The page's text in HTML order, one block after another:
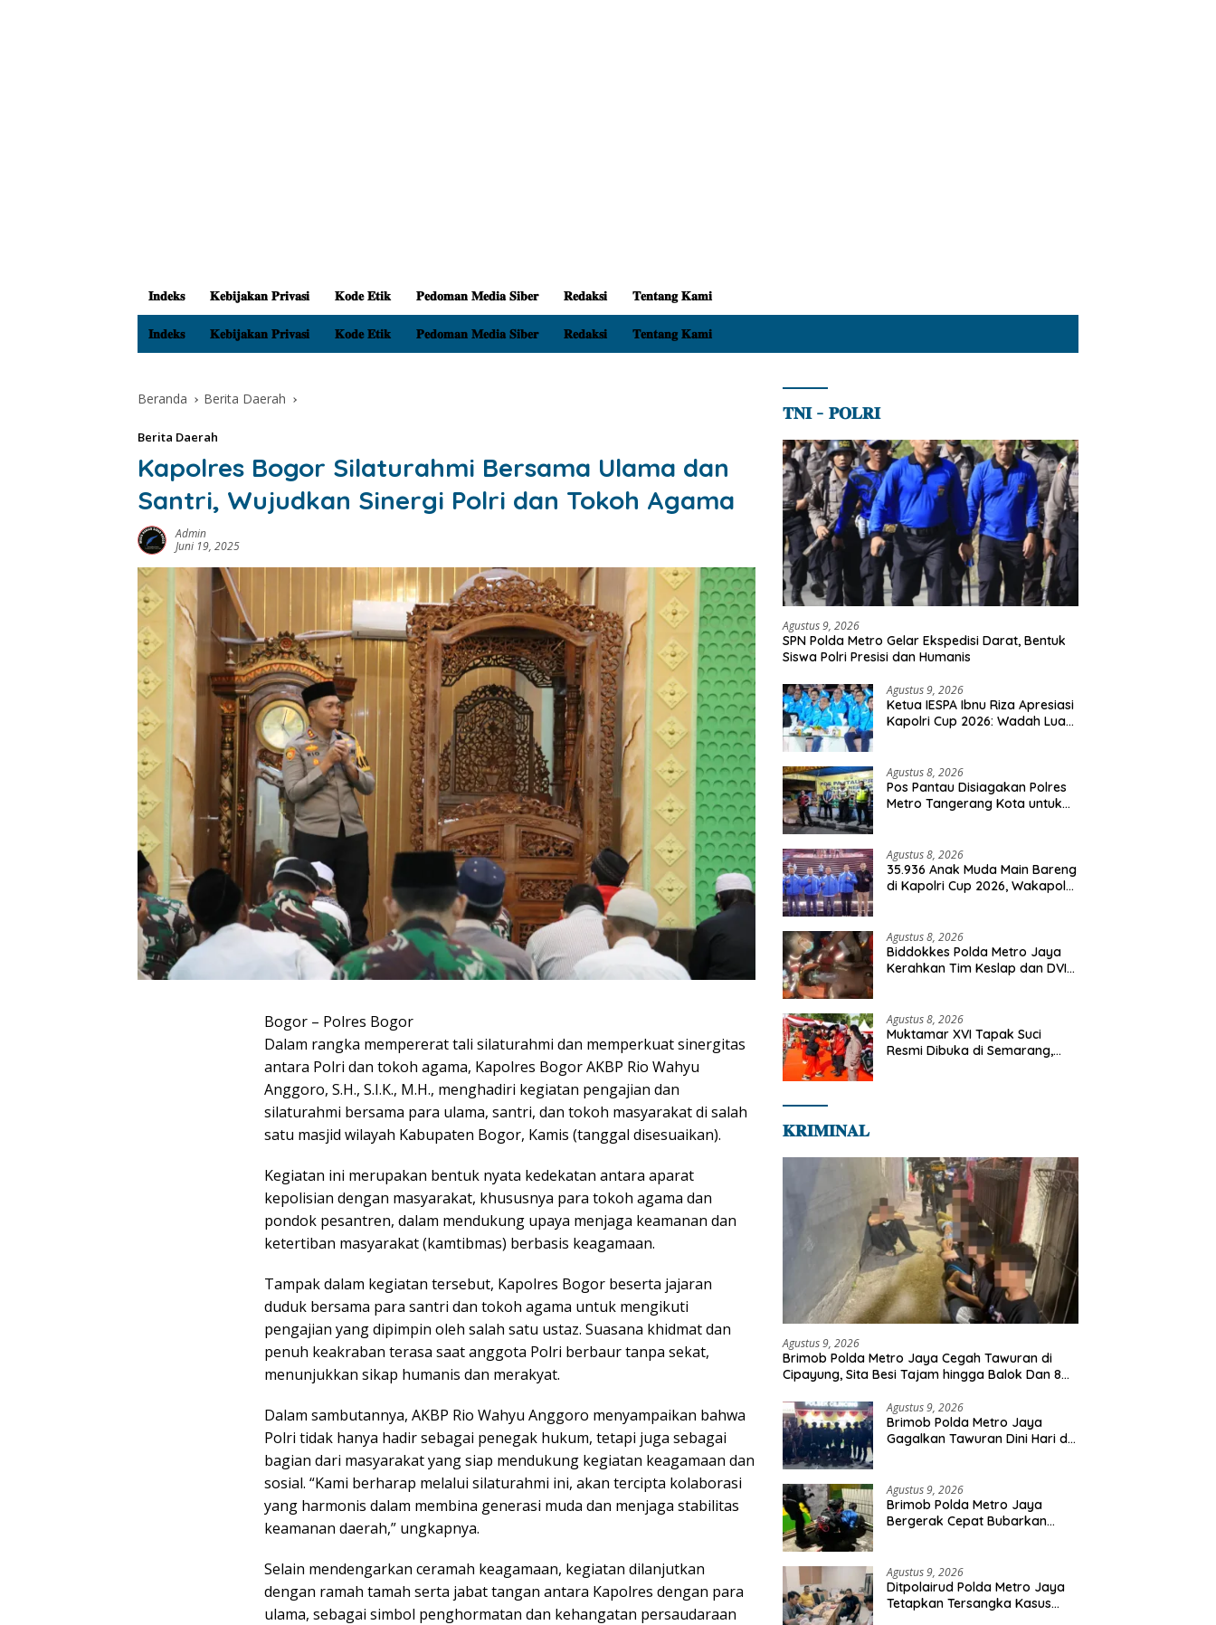
𝐈𝐧𝐝𝐞𝐤𝐬 𝐊𝐞𝐛𝐢𝐣𝐚𝐤𝐚𝐧 𝐏𝐫𝐢𝐯𝐚𝐬𝐢 𝐊𝐨𝐝𝐞 𝐄𝐭𝐢𝐤 𝐏𝐞𝐝𝐨𝐦𝐚𝐧 𝐌𝐞𝐝𝐢𝐚 𝐒𝐢𝐛𝐞𝐫 𝐑𝐞𝐝𝐚𝐤𝐬𝐢 𝐓𝐞𝐧𝐭𝐚𝐧𝐠 𝐊𝐚𝐦𝐢
𝐈𝐧𝐝𝐞𝐤𝐬 𝐊𝐞𝐛𝐢𝐣𝐚𝐤𝐚𝐧 𝐏𝐫𝐢𝐯𝐚𝐬𝐢 𝐊𝐨𝐝𝐞 𝐄𝐭𝐢𝐤 𝐏𝐞𝐝𝐨𝐦𝐚𝐧 𝐌𝐞𝐝𝐢𝐚 𝐒𝐢𝐛𝐞𝐫 𝐑𝐞𝐝𝐚𝐤𝐬𝐢 𝐓𝐞𝐧𝐭𝐚𝐧𝐠 𝐊𝐚𝐦𝐢
Beranda Berita Daerah
Berita Daerah
Kapolres Bogor Silaturahmi Bersama Ulama dan
Santri, Wujudkan Sinergi Polri dan Tokoh Agama
Admin
Juni 19, 2025
Bogor – Polres Bogor
Dalam rangka mempererat tali silaturahmi dan memperkuat sinergitas
antara Polri dan tokoh agama, Kapolres Bogor AKBP Rio Wahyu
Anggoro, S.H., S.I.K., M.H., menghadiri kegiatan pengajian dan
silaturahmi bersama para ulama, santri, dan tokoh masyarakat di salah
satu masjid wilayah Kabupaten Bogor, Kamis (tanggal disesuaikan).
Kegiatan ini merupakan bentuk nyata kedekatan antara aparat
kepolisian dengan masyarakat, khususnya para tokoh agama dan
pondok pesantren, dalam mendukung upaya menjaga keamanan dan
ketertiban masyarakat (kamtibmas) berbasis keagamaan.
Tampak dalam kegiatan tersebut, Kapolres Bogor beserta jajaran
duduk bersama para santri dan tokoh agama untuk mengikuti
pengajian yang dipimpin oleh salah satu ustaz. Suasana khidmat dan
penuh keakraban terasa saat anggota Polri berbaur tanpa sekat,
menunjukkan sikap humanis dan merakyat.
Dalam sambutannya, AKBP Rio Wahyu Anggoro menyampaikan bahwa
Polri tidak hanya hadir sebagai penegak hukum, tetapi juga sebagai
bagian dari masyarakat yang siap mendukung kegiatan keagamaan dan
sosial. “Kami berharap melalui silaturahmi ini, akan tercipta kolaborasi
yang harmonis dalam membina generasi muda dan menjaga stabilitas
keamanan daerah,” ungkapnya.
Selain mendengarkan ceramah keagamaan, kegiatan dilanjutkan
dengan ramah tamah serta jabat tangan antara Kapolres dengan para
ulama, sebagai simbol penghormatan dan kehangatan persaudaraan
𝐓𝐍𝐈 – 𝐏𝐎𝐋𝐑𝐈
Agustus 9, 2026
SPN Polda Metro Gelar Ekspedisi Darat, Bentuk
Siswa Polri Presisi dan Humanis
Agustus 9, 2026
Ketua IESPA Ibnu Riza Apresiasi
Kapolri Cup 2026: Wadah Luar
Agustus 8, 2026
Pos Pantau Disiagakan Polres
Metro Tangerang Kota untuk
Agustus 8, 2026
35.936 Anak Muda Main Bareng
di Kapolri Cup 2026, Wakapolri:
Agustus 8, 2026
Biddokkes Polda Metro Jaya
Kerahkan Tim Keslap dan DVI
Agustus 8, 2026
Muktamar XVI Tapak Suci
Resmi Dibuka di Semarang,
𝐊𝐑𝐈𝐌𝐈𝐍𝐀𝐋
Agustus 9, 2026
Brimob Polda Metro Jaya Cegah Tawuran di
Cipayung, Sita Besi Tajam hingga Balok Dan 8
Agustus 9, 2026
Brimob Polda Metro Jaya
Gagalkan Tawuran Dini Hari di
Diamankan
Agustus 9, 2026
Brimob Polda Metro Jaya
Bergerak Cepat Bubarkan
Agustus 9, 2026
Ditpolairud Polda Metro Jaya
Tetapkan Tersangka Kasus